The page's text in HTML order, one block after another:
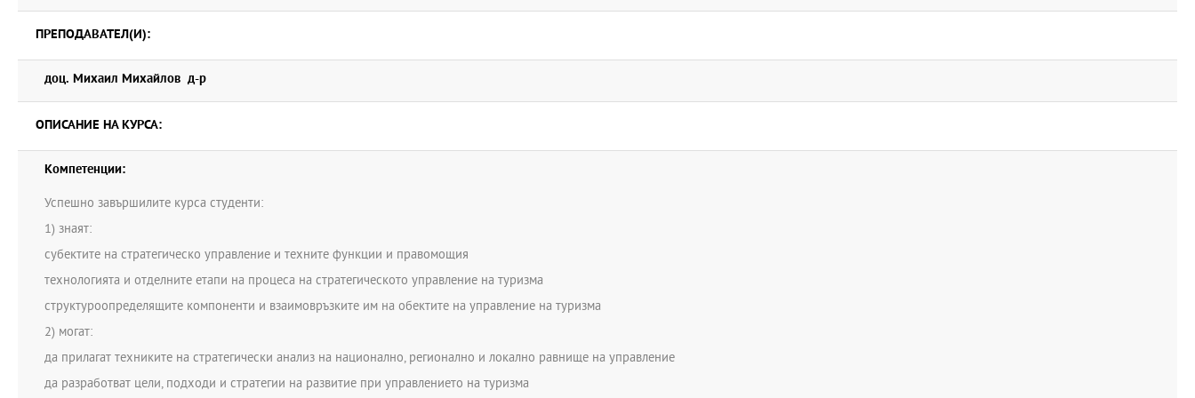
видове туристически стратегии. Общо лекциите са 30 часа, в които се включват и семинарни
занятия.
ПРЕПОДАВАТЕЛ(И):
доц. Михаил Михайлов д-р
ОПИСАНИЕ НА КУРСА:
Компетенции:
Успешно завършилите курса студенти:
1) знаят:
субектите на стратегическо управление и техните функции и правомощия
технологията и отделните етапи на процеса на стратегическото управление на туризма
структуроопределящите компоненти и взаимовръзките им на обектите на управление на туризма
2) могат:
да прилагат техниките на стратегически анализ на национално, регионално и локално равнище на управление
да разработват цели, подходи и стратегии на развитие при управлението на туризма